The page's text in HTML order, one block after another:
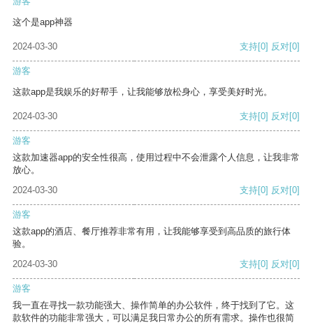
这个是app神器
2024-03-30 支持[0] 反对[0]
游客
这款app是我娱乐的好帮手，让我能够放松身心，享受美好时光。
2024-03-30 支持[0] 反对[0]
游客
这款加速器app的安全性很高，使用过程中不会泄露个人信息，让我非常
放心。
2024-03-30
支持[0] 反对[0]
游客
这款app的酒店、餐厅推荐非常有用，让我能够享受到高品质的旅行体
验。
2024-03-30
支持[0] 反对[0]
游客
我一直在寻找一款功能强大、操作简单的办公软件，终于找到了它。这
款软件的功能非常强大，可以满足我日常办公的所有需求。操作也很简